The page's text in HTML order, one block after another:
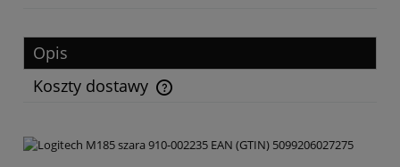
Opis
Koszty dostawy
Cena nie zawiera ewentualnych kosztów płatności